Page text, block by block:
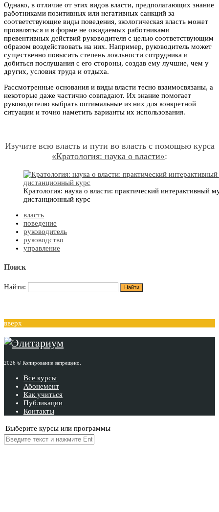
Однако, в отличие от этих видов власти, предполагающих знание
работниками позитивных или негативных санкций за
соответствующие виды поведения, экологическая власть может
проявляться и в форме не ожидаемых работниками
превентивных действий руководителя с целью соответствующим
образом воздействовать на них. Например, руководитель может
существенно повысить степень лояльности сотрудника и
добиться послушания с его стороны, создав ему лучшие, чем у
других, условия труда и отдыха.
Рассмотренные основания и виды власти тесно взаимосвязаны, а
некоторые даже частично совпадают. Их знание помогает
руководителю выбрать оптимальные из них для конкретной
ситуации и точно наметить варианты их использования.
Изучите всю власть и пути во власть с помощью курса
«Кратология: наука о власти»:
Кратология: наука о власти: практический интерактивный
дистанционный курс
власть
поведение
руководитель
руководство
управление
Поиск
Найти:
вверх
2026 © Копирование запрещено.
Все курсы
Абонемент
Как учиться
Публикации
Контакты
Выберите курсы или программы